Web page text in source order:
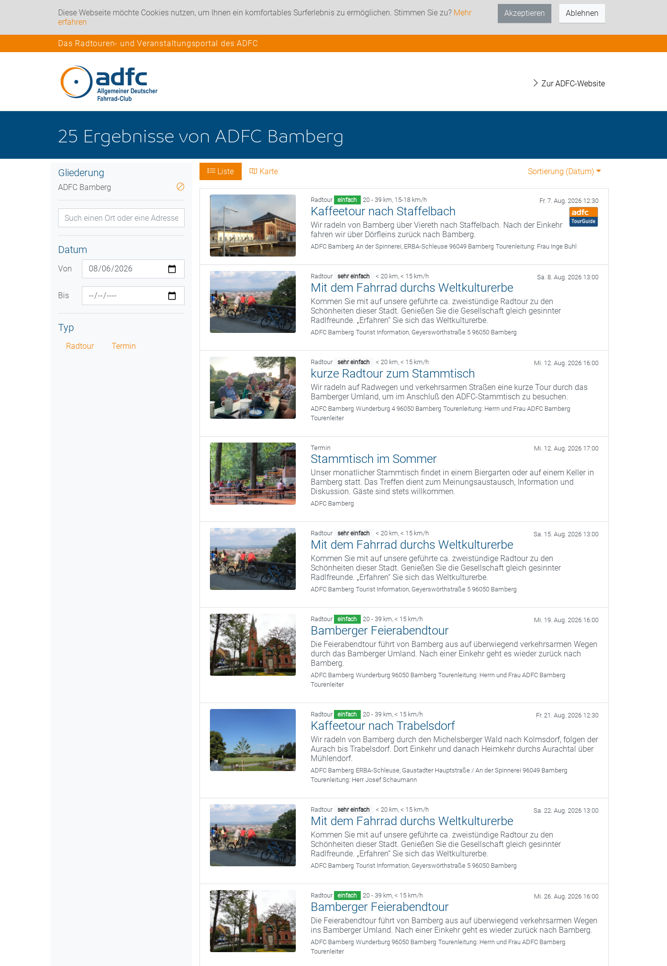
Diese Webseite möchte Cookies nutzen, um Ihnen ein komfortables Surferlebnis zu ermöglichen. Stimmen Sie zu? Mehr
erfahren
Akzeptieren Ablehnen
Das Radtouren- und Veranstaltungsportal des ADFC
Zur ADFC-Website
25 Ergebnisse von ADFC Bamberg
Gliederung
ADFC Bamberg
Datum
Von
Bis
Typ
Radtour Termin
Liste Karte Sortierung (Datum)
Radtour einfach 20 - 39 km, 15-18 km/h Fr. 7. Aug. 2026 12:30
Kaffeetour nach Staffelbach
Wir radeln von Bamberg über Viereth nach Staffelbach. Nach der Einkehr
fahren wir über Dörfleins zurück nach Bamberg.
ADFC Bamberg An der Spinnerei, ERBA-Schleuse 96049 Bamberg Tourenleitung: Frau Inge Buhl
Radtour sehr einfach < 20 km, < 15 km/h Sa. 8. Aug. 2026 13:00
Mit dem Fahrrad durchs Weltkulturerbe
Kommen Sie mit auf unsere geführte ca. zweistündige Radtour zu den
Schönheiten dieser Stadt. Genießen Sie die Gesellschaft gleich gesinnter
Radlfreunde. „Erfahren“ Sie sich das Weltkulturerbe.
ADFC Bamberg Tourist Information, Geyerswörthstraße 5 96050 Bamberg
Radtour sehr einfach < 20 km, < 15 km/h Mi. 12. Aug. 2026 16:00
kurze Radtour zum Stammtisch
Wir radeln auf Radwegen und verkehrsarmen Straßen eine kurze Tour durch das
Bamberger Umland, um im Anschluß den ADFC-Stammtisch zu besuchen.
ADFC Bamberg Wunderburg 4 96050 Bamberg Tourenleitung: Herrn und Frau ADFC Bamberg
Tourenleiter
Termin Mi. 12. Aug. 2026 17:00
Stammtisch im Sommer
Unser monatlicher Stammtisch findet in einem Biergarten oder auf einem Keller in
Bamberg statt. Das Treffen dient zum Meinungsaustausch, Information und
Diskussion. Gäste sind stets willkommen.
ADFC Bamberg
Radtour sehr einfach < 20 km, < 15 km/h Sa. 15. Aug. 2026 13:00
Mit dem Fahrrad durchs Weltkulturerbe
Kommen Sie mit auf unsere geführte ca. zweistündige Radtour zu den
Schönheiten dieser Stadt. Genießen Sie die Gesellschaft gleich gesinnter
Radlfreunde. „Erfahren“ Sie sich das Weltkulturerbe.
ADFC Bamberg Tourist Information, Geyerswörthstraße 5 96050 Bamberg
Radtour einfach 20 - 39 km, < 15 km/h Mi. 19. Aug. 2026 16:00
Bamberger Feierabendtour
Die Feierabendtour führt von Bamberg aus auf überwiegend verkehrsarmen Wegen
durch das Bamberger Umland. Nach einer Einkehr geht es wieder zurück nach
Bamberg.
ADFC Bamberg Wunderburg 96050 Bamberg Tourenleitung: Herrn und Frau ADFC Bamberg
Tourenleiter
Radtour einfach 20 - 39 km, < 15 km/h Fr. 21. Aug. 2026 12:30
Kaffeetour nach Trabelsdorf
Wir radeln von Bamberg durch den Michelsberger Wald nach Kolmsdorf, folgen der
Aurach bis Trabelsdorf. Dort Einkehr und danach Heimkehr durchs Aurachtal über
Mühlendorf.
ADFC Bamberg ERBA-Schleuse, Gaustadter Hauptstraße / An der Spinnerei 96049 Bamberg
Tourenleitung: Herr Josef Schaumann
Radtour sehr einfach < 20 km, < 15 km/h Sa. 22. Aug. 2026 13:00
Mit dem Fahrrad durchs Weltkulturerbe
Kommen Sie mit auf unsere geführte ca. zweistündige Radtour zu den
Schönheiten dieser Stadt. Genießen Sie die Gesellschaft gleich gesinnter
Radlfreunde. „Erfahren“ Sie sich das Weltkulturerbe.
ADFC Bamberg Tourist Information, Geyerswörthstraße 5 96050 Bamberg
Radtour einfach 20 - 39 km, < 15 km/h Mi. 26. Aug. 2026 16:00
Bamberger Feierabendtour
Die Feierabendtour führt von Bamberg aus auf überwiegend verkehrsarmen Wegen
ins Bamberger Umland. Nach einer Einkehr geht es wieder zurück nach Bamberg.
ADFC Bamberg Wunderburg 96050 Bamberg Tourenleitung: Herrn und Frau ADFC Bamberg
Tourenleiter